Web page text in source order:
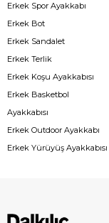
Erkek Spor Ayakkabı
Erkek Bot
Erkek Sandalet
Erkek Terlik
Erkek Koşu Ayakkabısı
Erkek Basketbol
Ayakkabısı
Erkek Outdoor Ayakkabı
Erkek Yürüyüş Ayakkabısı